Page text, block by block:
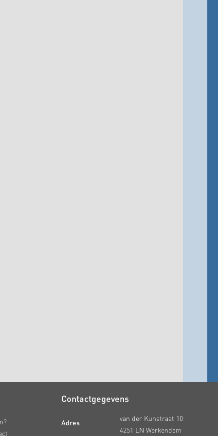
Contactgegevens
Adres
van der Kunstraat 10
4251 LN Werkendam